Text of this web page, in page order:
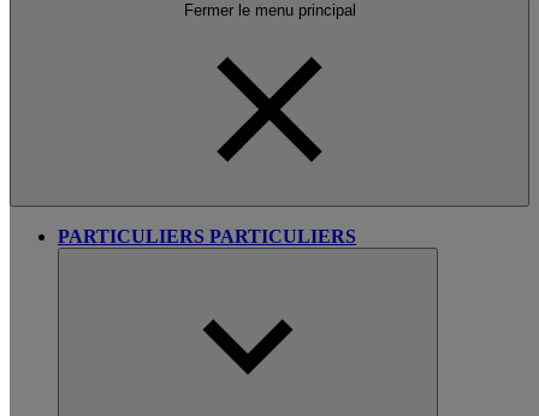
Fermer le menu principal
PARTICULIERS PARTICULIERS